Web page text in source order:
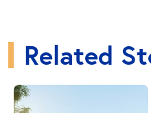
มีงบ 20,000 บาท จะ
ทำงานได้เร็วที่สุด ใน
Related